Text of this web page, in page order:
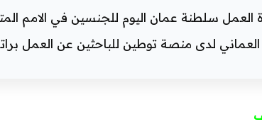
العمل سلطنة عمان اليوم للجنسين في الامم
لدى منصة توطين للباحثين عن العمل براتب 1850